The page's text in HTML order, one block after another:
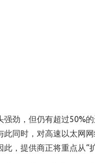
强劲，但仍有超过50%
此同时，对高速以太网
此，提供商正将重点从“